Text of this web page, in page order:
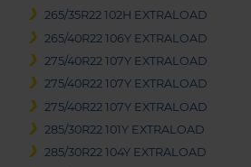
265/35R22 102H EXTRALOAD
265/40R22 106Y EXTRALOAD
275/40R22 107Y EXTRALOAD
275/40R22 107Y EXTRALOAD
275/40R22 107Y EXTRALOAD
285/30R22 101Y EXTRALOAD
285/30R22 104Y EXTRALOAD